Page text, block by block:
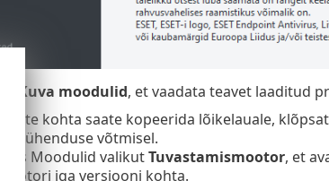
Kuva moodulid, et vaadata teavet laaditud
kohta saate kopeerida lõikelauale,
ühenduse võtmisel.
Moodulid valikutTuvastamismootor, et
iga versiooni kohta.